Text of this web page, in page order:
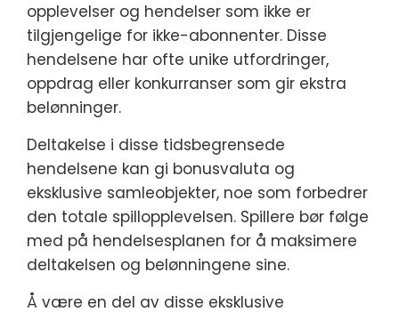
opplevelser og hendelser som ikke er
tilgjengelige for ikke-abonnenter. Disse
hendelsene har ofte unike utfordringer,
oppdrag eller konkurranser som gir ekstra
belønninger.
Deltakelse i disse tidsbegrensede
hendelsene kan gi bonusvaluta og
eksklusive samleobjekter, noe som forbedrer
den totale spillopplevelsen. Spillere bør følge
med på hendelsesplanen for å maksimere
deltakelsen og belønningene sine.
Å være en del av disse eksklusive